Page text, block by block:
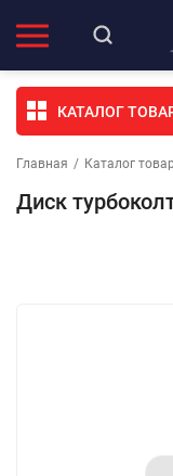
КАТАЛОГ
Главная / Каталог
Диск